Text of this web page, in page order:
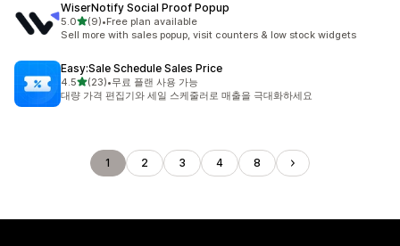
WiserNotify Social Proof Popup
5.0별 5개 중
(9)
총 리뷰 9개
•Free plan available
Sell more with sales popup, visit counters & low stock widgets
Easy:Sale Schedule Sales Price
4.5별 5개 중
(23)
총 리뷰 23개
•무료 플랜 사용 가능
대량 가격 편집기와 세일 스케줄러로 매출을 극대화하세요
1 2 3 4 8